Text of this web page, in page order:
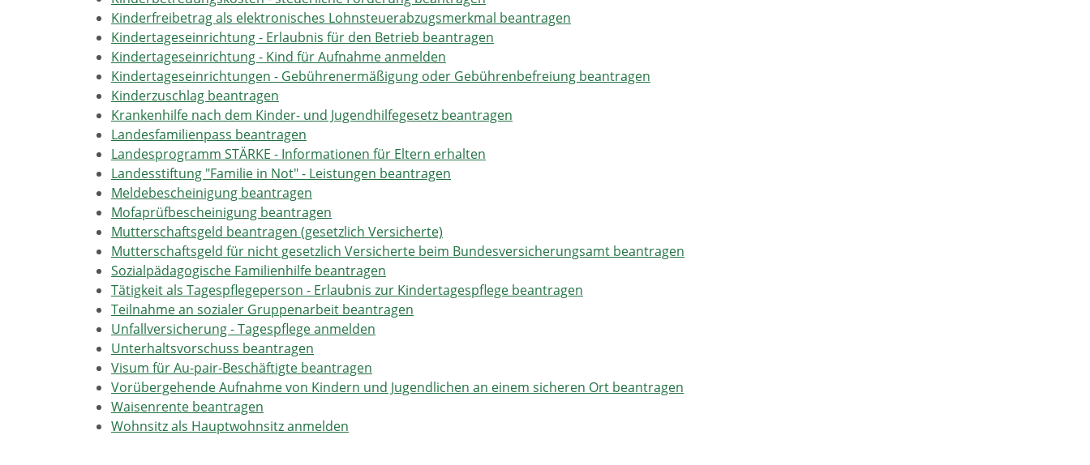
Kinderfreibetrag als elektronisches Lohnsteuerabzugsmerkmal beantragen
Kindertageseinrichtung - Erlaubnis für den Betrieb beantragen
Kindertageseinrichtung - Kind für Aufnahme anmelden
Kindertageseinrichtungen - Gebührenermäßigung oder Gebührenbefreiung beantragen
Kinderzuschlag beantragen
Krankenhilfe nach dem Kinder- und Jugendhilfegesetz beantragen
Landesfamilienpass beantragen
Landesprogramm STÄRKE - Informationen für Eltern erhalten
Landesstiftung "Familie in Not" - Leistungen beantragen
Meldebescheinigung beantragen
Mofaprüfbescheinigung beantragen
Mutterschaftsgeld beantragen (gesetzlich Versicherte)
Mutterschaftsgeld für nicht gesetzlich Versicherte beim Bundesversicherungsamt beantragen
Sozialpädagogische Familienhilfe beantragen
Tätigkeit als Tagespflegeperson - Erlaubnis zur Kindertagespflege beantragen
Teilnahme an sozialer Gruppenarbeit beantragen
Unfallversicherung - Tagespflege anmelden
Unterhaltsvorschuss beantragen
Visum für Au-pair-Beschäftigte beantragen
Vorübergehende Aufnahme von Kindern und Jugendlichen an einem sicheren Ort beantragen
Waisenrente beantragen
Wohnsitz als Hauptwohnsitz anmelden